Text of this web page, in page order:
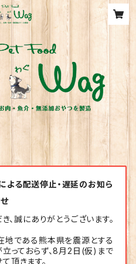
よる配送停止・遅延のお知ら
せ
誠にありがとうございます。
である熊本県を震源とする
っておらず、8月2日(仮)まで
頂きます。